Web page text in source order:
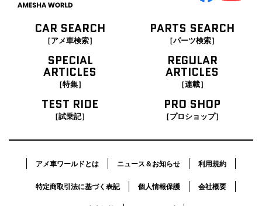
CAR SEARCH
［アメ車検索］
PARTS SEARCH
［パーツ検索］
SPECIAL
ARTICLES
［特集］
REGULAR
ARTICLES
［連載］
TEST RIDE
［試乗記］
PRO SHOP
［プロショップ］
アメ車ワールドとは ニュース＆お知らせ 利用規約
特定商取引法に基づく表記 個人情報保護 会社概要